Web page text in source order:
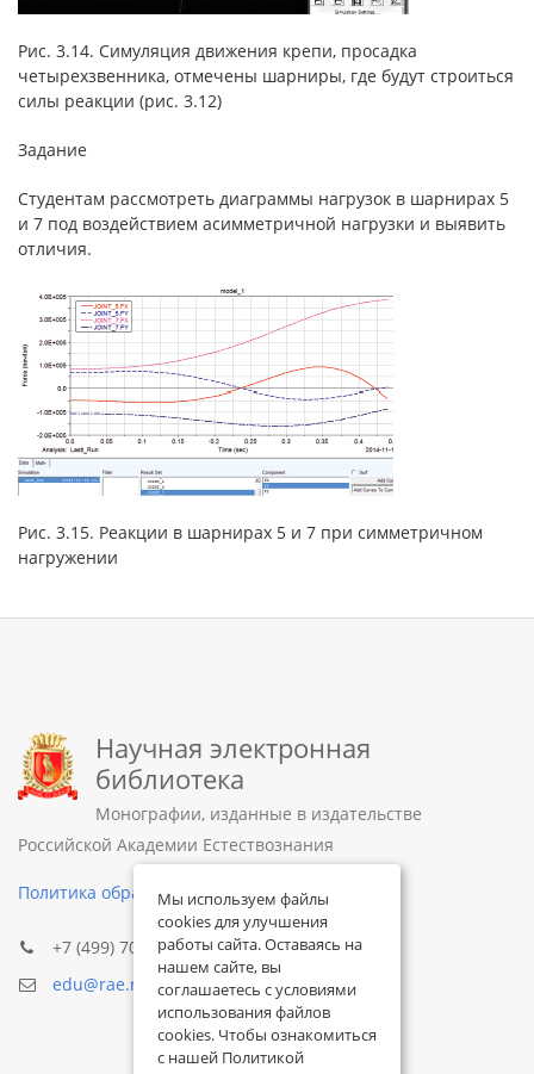
Рис. 3.14. Симуляция движения крепи, просадка
четырехзвенника, отмечены шарниры, где будут строиться
силы реакции (рис. 3.12)
Задание
Студентам рассмотреть диаграммы нагрузок в шарнирах 5
и 7 под воздействием асимметричной нагрузки и выявить
отличия.
Рис. 3.15. Реакции в шарнирах 5 и 7 при симметричном
нагружении
Научная электронная
библиотека
Монографии, изданные в издательстве
Российской Академии Естествознания
Политика обработки персональных данных
+7 (499) 705-72-30
edu@rae.ru
Мы используем файлы
cookies для улучшения
работы сайта. Оставаясь на
нашем сайте, вы
соглашаетесь с условиями
использования файлов
cookies. Чтобы ознакомиться
с нашей Политикой